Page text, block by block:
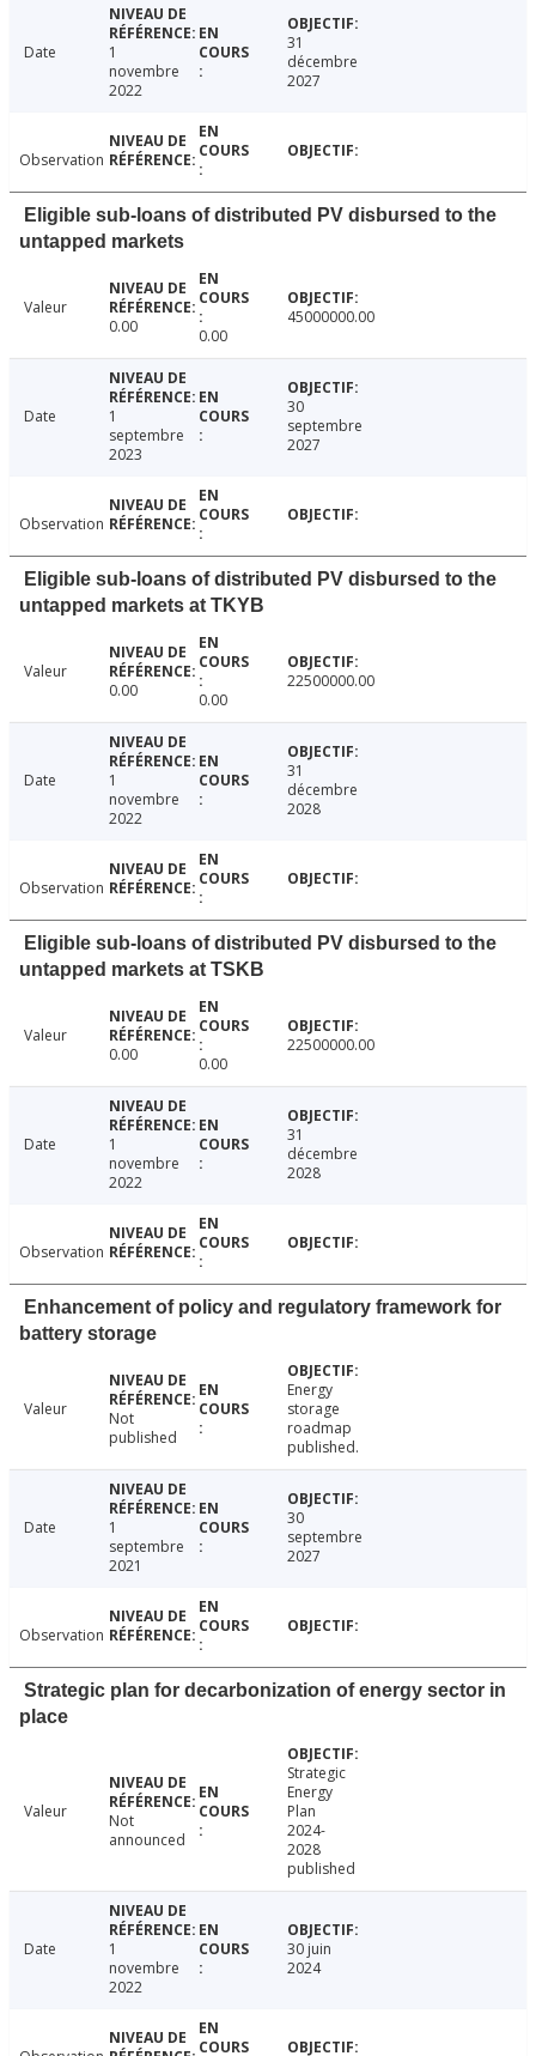
Date
1
novembre
2022
31
décembre
2027
Observation
Eligible sub-loans of distributed PV disbursed to the
untapped markets
Valeur
0.00
0.00
45000000.00
Date
1
septembre
2023
30
septembre
2027
Observation
Eligible sub-loans of distributed PV disbursed to the
untapped markets at TKYB
Valeur
0.00
0.00
22500000.00
Date
1
novembre
2022
31
décembre
2028
Observation
Eligible sub-loans of distributed PV disbursed to the
untapped markets at TSKB
Valeur
0.00
0.00
22500000.00
Date
1
novembre
2022
31
décembre
2028
Observation
Enhancement of policy and regulatory framework for
battery storage
Valeur
Not
published
Energy
storage
roadmap
published.
Date
1
septembre
2021
30
septembre
2027
Observation
Strategic plan for decarbonization of energy sector in
place
Valeur
Not
announced
Strategic
Energy
Plan
2024-
2028
published
Date
1
novembre
2022
30 juin
2024